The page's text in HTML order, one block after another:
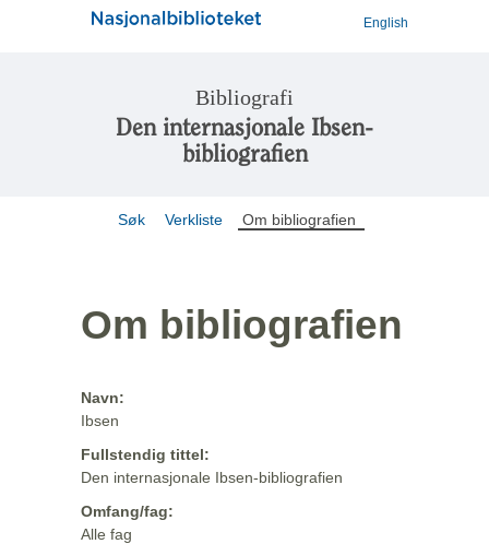
English
Bibliografi
Den internasjonale Ibsen-
bibliografien
Søk Verkliste Om bibliografien
Om bibliografien
Navn:
Ibsen
Fullstendig tittel:
Den internasjonale Ibsen-bibliografien
Omfang/fag:
Alle fag